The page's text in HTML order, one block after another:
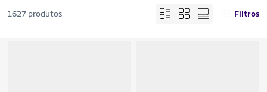
1627 produtos Filtros